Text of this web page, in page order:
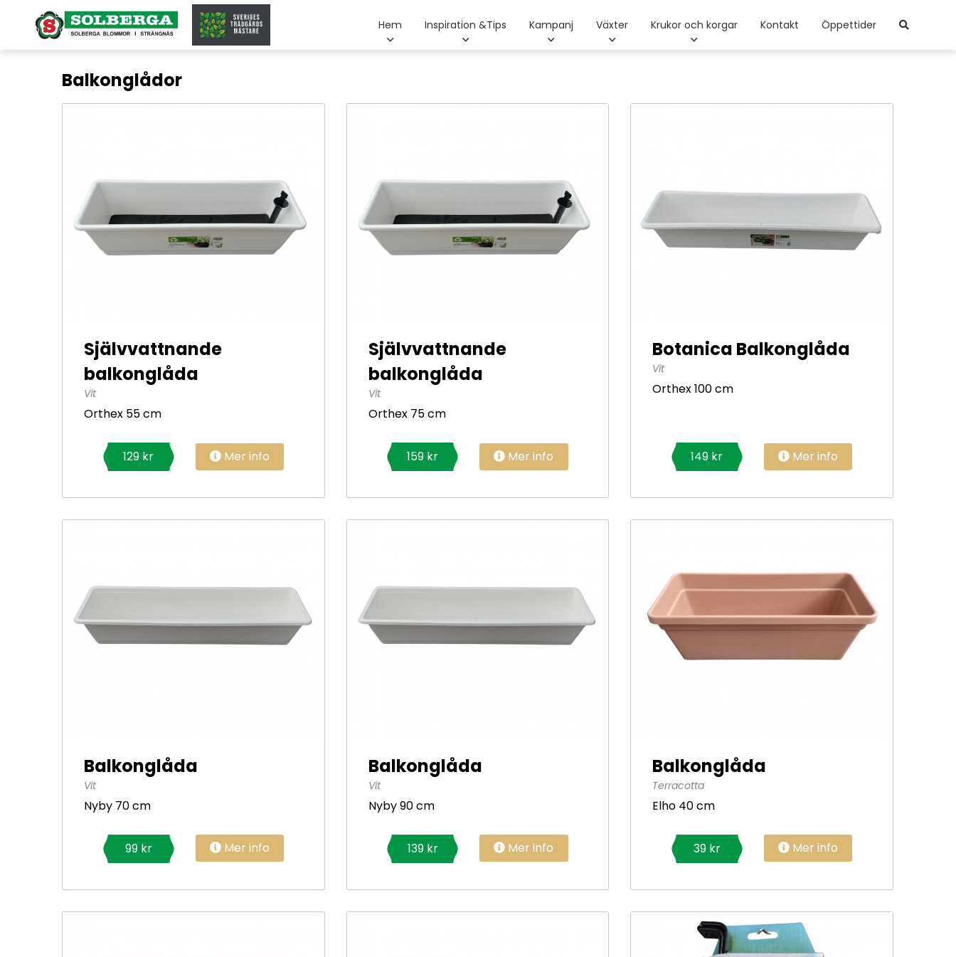
Hem Inspiration &Tips Kampanj Växter Krukor och korgar Kontakt Öppettider
Balkonglådor
Självvattnande
balkonglåda
Vit
Orthex 55 cm
129 kr Mer info
Självvattnande
balkonglåda
Vit
Orthex 75 cm
159 kr Mer info
Botanica Balkonglåda
Vit
Orthex 100 cm
149 kr Mer info
Balkonglåda
Vit
Nyby 70 cm
99 kr Mer info
Balkonglåda
Vit
Nyby 90 cm
139 kr Mer info
Balkonglåda
Terracotta
Elho 40 cm
39 kr Mer info